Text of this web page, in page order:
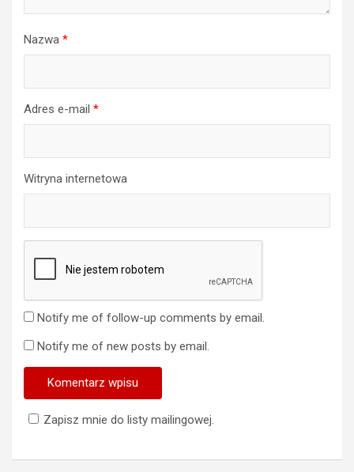
Nazwa *
Adres e-mail *
Witryna internetowa
Notify me of follow-up comments by email.
Notify me of new posts by email.
Zapisz mnie do listy mailingowej.